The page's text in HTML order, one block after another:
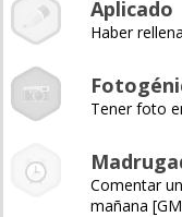
Aplicado
Haber
Tener foto
Comentar
mañana